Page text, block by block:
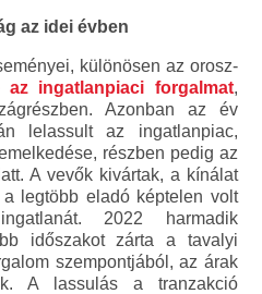
az idei évben
különösen az orosz-
az ingatlanpiaci forgalmat,
Azonban az év
lelassult az ingatlanpiac,
részben pedig az
A vevők kivártak, a kínálat
legtöbb eladó képtelen volt
2022 harmadik
időszakot zárta a tavalyi
szempontjából, az árak
A lassulás a tranzakció